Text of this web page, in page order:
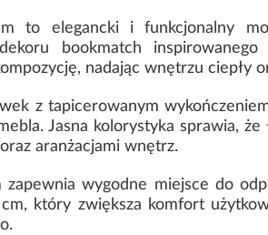
to elegancki i funkcjonalny
bookmatch
nadając wnętrzu ciepły
z tapicerowanym
Jasna kolorystyka sprawia,
aranżacjami wnętrz.
wygodne miejsce do
który zwiększa komfort